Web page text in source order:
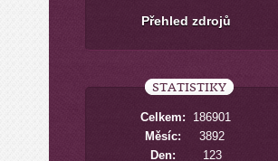
Přehled zdrojů
STATISTIKY
Celkem:
186901
Měsíc:
3892
Den:
123